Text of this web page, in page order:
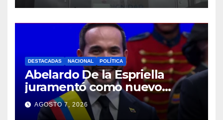
DESTACADAS NACIONAL POLÍTICA
Abelardo De la Espriella
juramentó como nuevo
presidente de Colombia
2026- 2030
AGOSTO 7, 2026